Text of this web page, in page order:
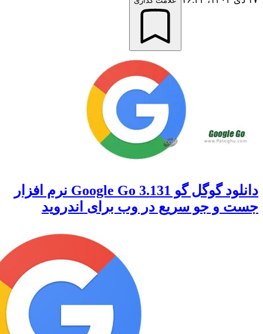
دانلود گوگل گو Google Go 3.131 نرم افزار
و جو سریع در وب برای اندروید